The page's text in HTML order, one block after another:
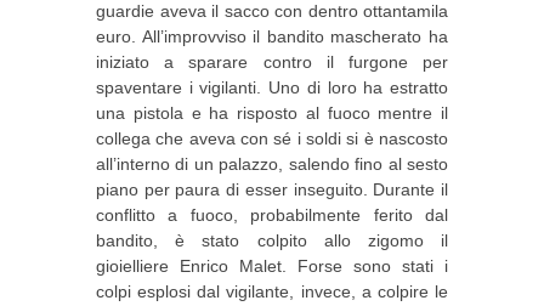
guardie aveva il sacco con dentro ottantamila
euro. All’improvviso il bandito mascherato ha
iniziato a sparare contro il furgone per
spaventare i vigilanti. Uno di loro ha estratto
una pistola e ha risposto al fuoco mentre il
collega che aveva con sé i soldi si è nascosto
all’interno di un palazzo, salendo fino al sesto
piano per paura di esser inseguito. Durante il
conflitto a fuoco, probabilmente ferito dal
bandito, è stato colpito allo zigomo il
gioielliere Enrico Malet. Forse sono stati i
colpi esplosi dal vigilante, invece, a colpire le